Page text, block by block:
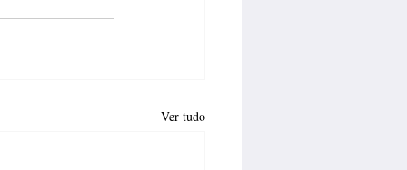
Ver tudo